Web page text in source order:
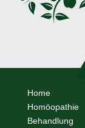
Home
Homöopathie
Behandlung